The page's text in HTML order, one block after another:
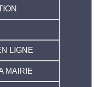
LIGNE
MAIRIE